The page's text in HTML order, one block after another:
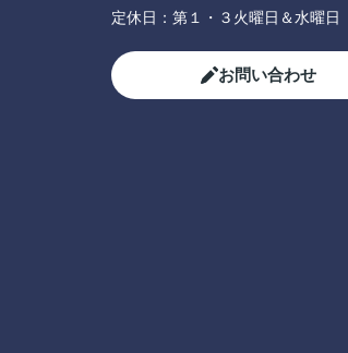
定休日： 第１・３火曜日＆水曜日
お問い合わせ